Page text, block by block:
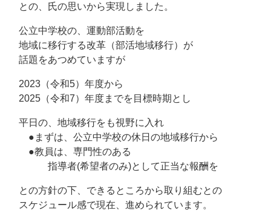
との、氏の思いから実現しました。
公立中学校の、運動部活動を
地域に移行する改革（部活地域移行）が
話題をあつめていますが
2023（令和5）年度から
2025（令和7）年度までを目標時期とし
平日の、地域移行をも視野に入れ
●まずは、公立中学校の休日の地域移行から
●教員は、専門性のある
指導者(希望者のみ)として正当な報酬を
との方針の下、できるところから取り組むとの
スケジュール感で現在、進められています。